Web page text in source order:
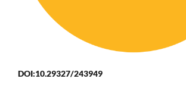
DOI:10.29327/243949